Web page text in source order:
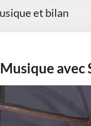
et bilan
avec